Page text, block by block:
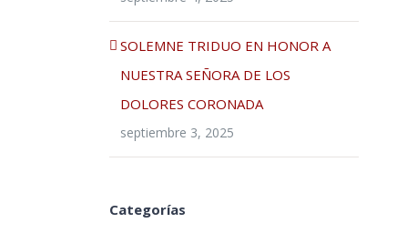
SOLEMNE TRIDUO EN HONOR A
NUESTRA SEÑORA DE LOS
DOLORES CORONADA
septiembre 3, 2025
Categorías